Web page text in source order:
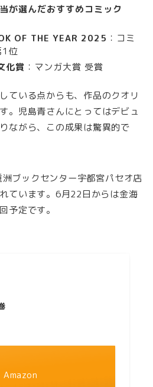
が選んだおすすめコミック
OF THE YEAR 2025 ：コミ
1位
化賞 ：マンガ大賞 受賞
ている点からも、作品のクオリ
。児島青さんにとってはデビュ
ながら、この成果は驚異的で
ブックセンター宇都宮パセオ店
ています。6月22日からは金海
予定です。
Amazon